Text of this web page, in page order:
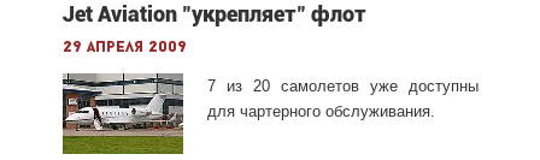
Jet Aviation "укрепляет" флот
29 апреля 2009
7 из 20 самолетов уже доступны
для чартерного обслуживания.